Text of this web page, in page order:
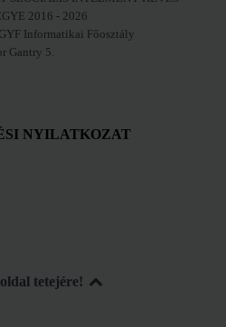
2016 - 2026
Informatikai Főosztály
Gantry 5.
NYILATKOZAT
tetejére!